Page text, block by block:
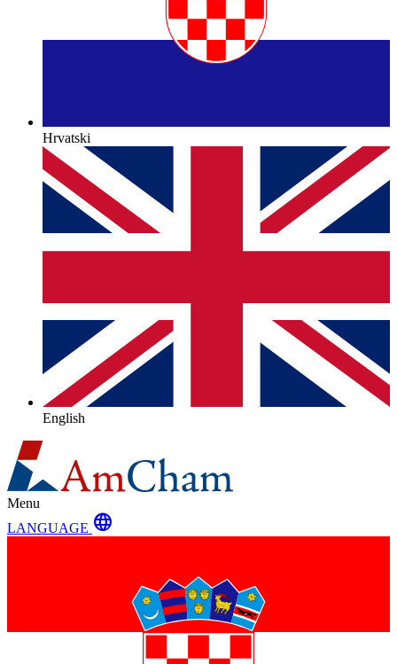
Hrvatski
English
Menu
LANGUAGE language